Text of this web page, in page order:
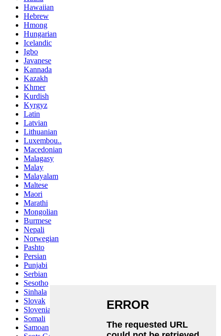
Hawaiian
Hebrew
Hmong
Hungarian
Icelandic
Igbo
Javanese
Kannada
Kazakh
Khmer
Kurdish
Kyrgyz
Latin
Latvian
Lithuanian
Luxembou..
Macedonian
Malagasy
Malay
Malayalam
Maltese
Maori
Marathi
Mongolian
Burmese
Nepali
Norwegian
Pashto
Persian
Punjabi
Serbian
Sesotho
Sinhala
Slovak
Slovenian
Somali
Samoan